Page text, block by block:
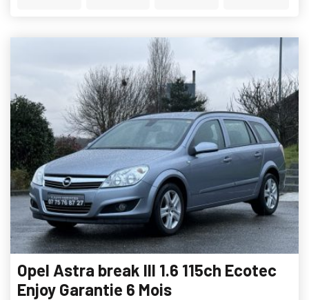
Opel Astra break III 1.6 115ch Ecotec
Enjoy Garantie 6 Mois